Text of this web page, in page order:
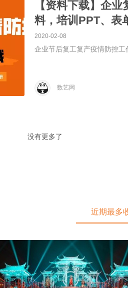
【资料下载】企
料，培训PPT、表
2020-02-08
企业节后复工复产疫情防控工
数艺网
没有更多了
近期最多